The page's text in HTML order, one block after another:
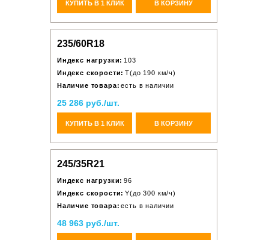
КУПИТЬ В 1 КЛИК В КОРЗИНУ
235/60R18
Индекс нагрузки: 103
Индекс скорости: T(до 190 км/ч)
Наличие товара: есть в наличии
25 286 руб./шт.
КУПИТЬ В 1 КЛИК В КОРЗИНУ
245/35R21
Индекс нагрузки: 96
Индекс скорости: Y(до 300 км/ч)
Наличие товара: есть в наличии
48 963 руб./шт.